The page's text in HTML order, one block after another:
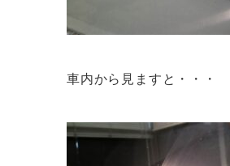
車内から見ますと・・・